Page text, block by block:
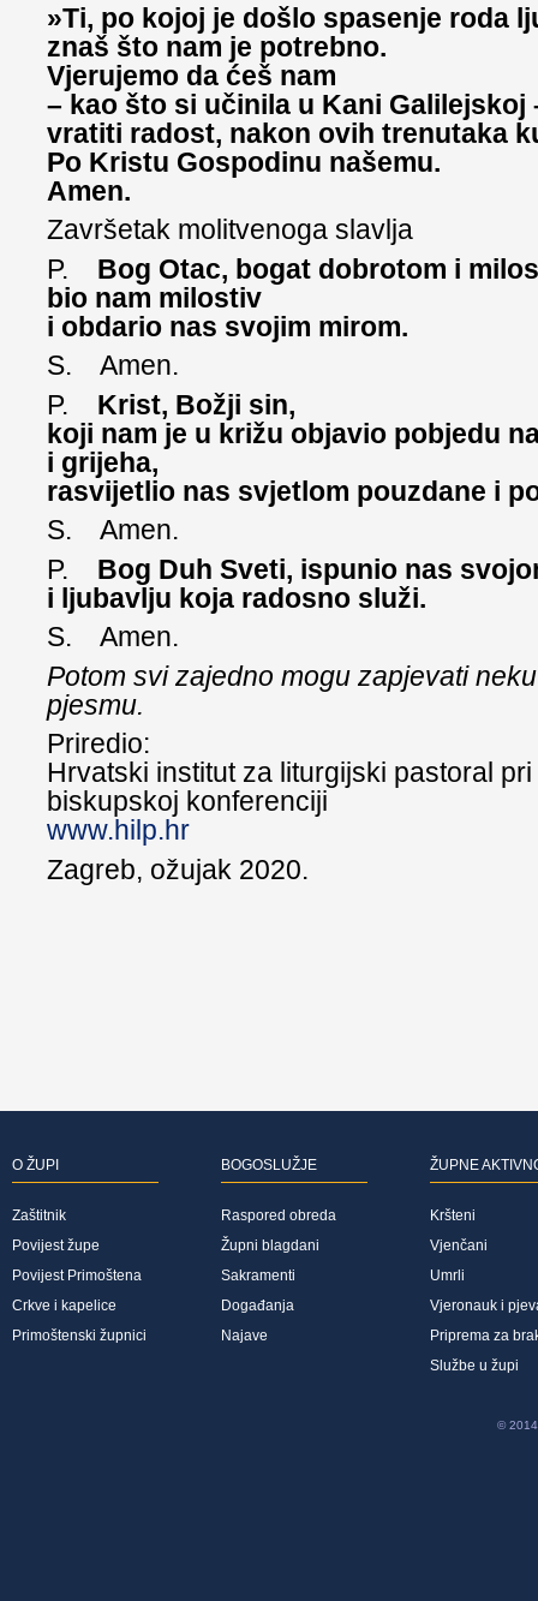
»Ti, po kojoj je došlo spasenje roda
znaš što nam je potrebno.
Vjerujemo da ćeš nam
– kao što si učinila u Kani Galilejskoj
vratiti radost, nakon ovih trenutaka
Po Kristu Gospodinu našemu.
Amen.
Završetak molitvenoga slavlja
P. Bog Otac, bogat dobrotom i
bio nam milostiv
i obdario nas svojim mirom.
S. Amen.
P. Krist, Božji sin,
koji nam je u križu objavio pobjedu
i grijeha,
rasvijetlio nas svjetlom pouzdane i
S. Amen.
P. Bog Duh Sveti, ispunio nas
i ljubavlju koja radosno služi.
S. Amen.
Potom svi zajedno mogu zapjevati
pjesmu.
Priredio:
Hrvatski institut za liturgijski pastoral
biskupskoj konferenciji
www.hilp.hr
Zagreb, ožujak 2020.
O ŽUPI
Zaštitnik
Povijest župe
Povijest Primoštena
Crkve i kapelice
Primoštenski župnici
BOGOSLUŽJE
Raspored obreda
Župni blagdani
Sakramenti
Događanja
Najave
ŽUPNE
Kršteni
Vjenčani
Umrli
Vjeronauk i
Priprema za
Službe u župi
© 2014